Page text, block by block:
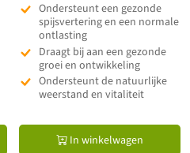
5.00
Ondersteunt een gezonde
spijsvertering en een normale
ontlasting
Draagt bij aan een gezonde
groei en ontwikkeling
Ondersteunt de natuurlijke
weerstand en vitaliteit
In winkelwagen